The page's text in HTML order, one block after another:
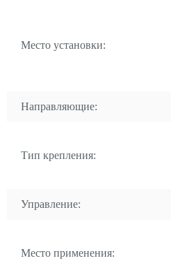
Место установки:
Направляющие:
Тип крепления:
Управление:
Место применения: